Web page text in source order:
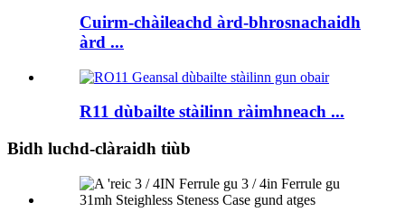
Cuirm-chàileachd àrd-bhrosnachaidh
àrd ...
R11 dùbailte stàilinn ràimhneach ...
Bidh luchd-clàraidh tiùb